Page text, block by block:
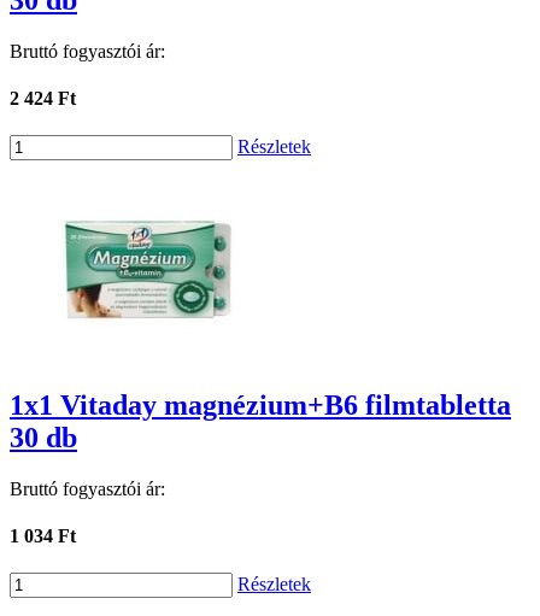
Bruttó fogyasztói ár:
2 424 Ft
Részletek
1x1 Vitaday magnézium+B6 filmtabletta
30 db
Bruttó fogyasztói ár:
1 034 Ft
Részletek